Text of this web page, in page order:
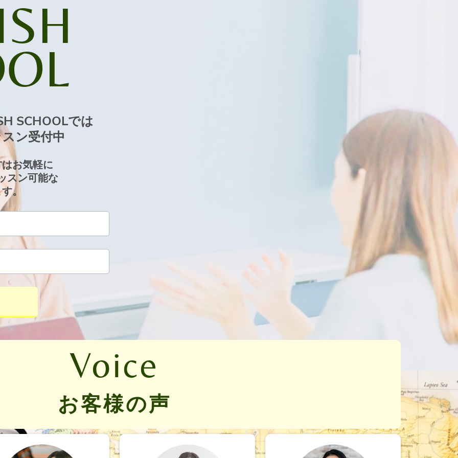
SCHOOLでは
ン受付中
お気軽に
スン可能な
。
Voice
お客様の声